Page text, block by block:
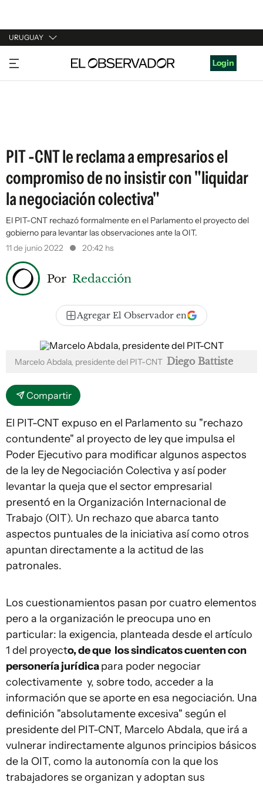
URUGUAY
URUGUAY
ARGENTINA
Login
PIT -CNT le reclama a empresarios el
compromiso de no insistir con "liquidar
la negociación colectiva"
El PIT-CNT rechazó formalmente en el Parlamento el proyecto del
gobierno para levantar las observaciones ante la OIT.
11 de junio 2022
20:42 hs
Por Redacción
Agregar El Observador en
Marcelo Abdala, presidente del PIT-CNT Diego Battiste
Compartir
El PIT-CNT expuso en el Parlamento su "rechazo
contundente" al proyecto de ley que impulsa el
Poder Ejecutivo para modificar algunos aspectos
de la ley de Negociación Colectiva y así poder
levantar la queja que el sector empresarial
presentó en la Organización Internacional de
Trabajo (OIT). Un rechazo que abarca tanto
aspectos puntuales de la iniciativa así como otros
apuntan directamente a la actitud de las
patronales.
Los cuestionamientos pasan por cuatro elementos
pero a la organización le preocupa uno en
particular: la exigencia, planteada desde el artículo
1 del proyecto, de que los sindicatos cuenten con
personería jurídicapara poder negociar
colectivamente y, sobre todo, acceder a la
información que se aporte en esa negociación. Una
definición "absolutamente excesiva" según el
presidente del PIT-CNT, Marcelo Abdala, que irá a
vulnerar indirectamente algunos principios básicos
de la OIT, como la autonomía con la que los
trabajadores se organizan y adoptan sus